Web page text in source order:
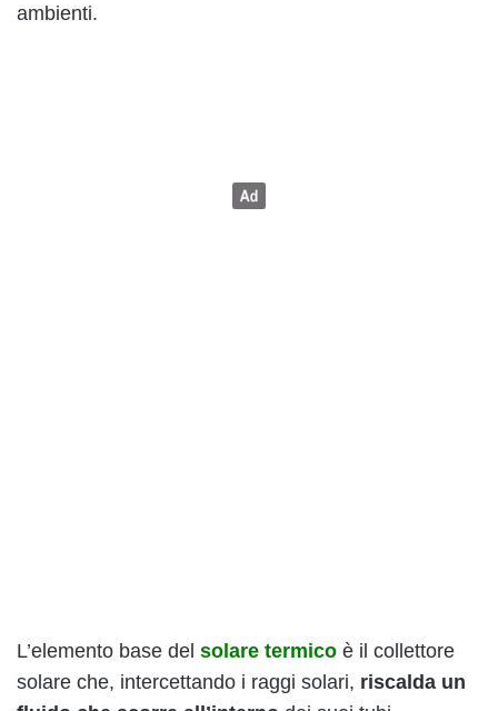
ambienti.
L’elemento base del solare termico è il collettore
solare che, intercettando i raggi solari, riscalda un